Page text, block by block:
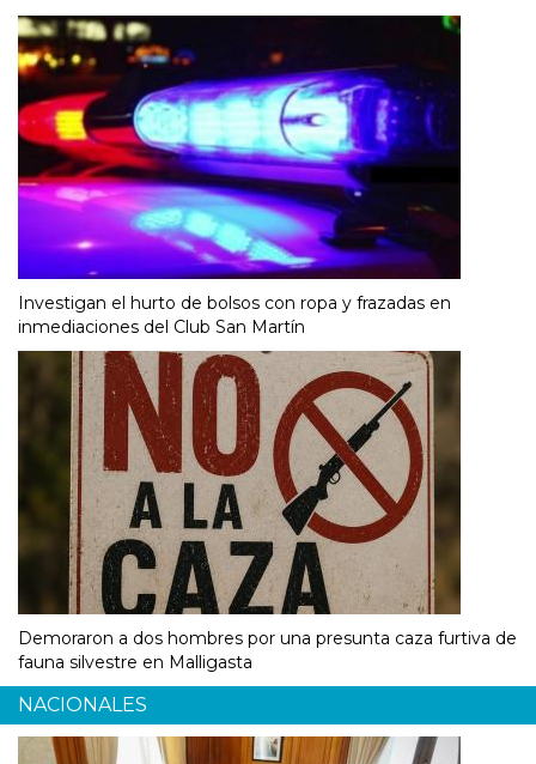
Investigan el hurto de bolsos con ropa y frazadas en
inmediaciones del Club San Martín
Demoraron a dos hombres por una presunta caza furtiva de
fauna silvestre en Malligasta
NACIONALES